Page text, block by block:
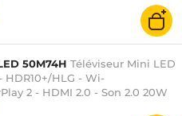
50M74H Téléviseur Mini LED
HDR10+/HLG - Wi-
2 - HDMI 2.0 - Son 2.0 20W